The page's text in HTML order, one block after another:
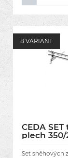
8 VARIANT
CEDA
plech 350/
Set sněhových